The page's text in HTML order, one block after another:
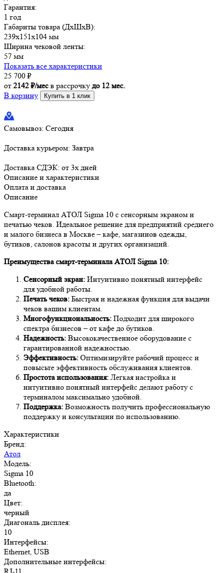
Гарантия:
1 год
Габариты товара (ДxШxВ):
239х151х104 мм
Ширина чековой ленты:
57 мм
Показать все характеристики
25 700 ₽
от 2142 ₽/месв рассрочку до 12 мес.
В корзину
Купить в 1 клик
Самовывоз: Сегодня
Доставка курьером: Завтра
Доставка СДЭК: от 3х дней
Описание и характеристики
Оплата и доставка
Описание
Смарт-терминал АТОЛ Sigma 10 с сенсорным экраном и
печатью чеков. Идеальное решение для предприятий среднего
и малого бизнеса в Москве – кафе, магазинов одежды,
бутиков, салонов красоты и других организаций.
Преимущества смарт-терминала АТОЛ Sigma 10:
Сенсорный экран: Интуитивно понятный интерфейс
для удобной работы.
Печать чеков: Быстрая и надежная функция для выдачи
чеков вашим клиентам.
Многофункциональность: Подходит для широкого
спектра бизнесов – от кафе до бутиков.
Надежность: Высококачественное оборудование с
гарантированной надежностью.
Эффективность: Оптимизируйте рабочий процесс и
повысьте эффективность обслуживания клиентов.
Простота использования: Легкая настройка и
интуитивно понятный интерфейс делают работу с
терминалом максимально удобной.
Поддержка: Возможность получить профессиональную
поддержку и консультации по использованию.
Характеристики
Бренд:
Атол
Модель:
Sigma 10
Bluetooth:
да
Цвет:
черный
Диагональ дисплея:
10
Интерфейсы:
Ethernet, USB
Дополнительные интерфейсы: